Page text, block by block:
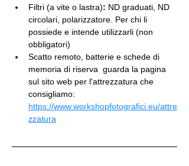
Filtri (a vite o lastra): ND graduati, ND
circolari, polarizzatore. Per chi li
possiede e intende utilizzarli (non
obbligatori)
Scatto remoto, batterie e schede di
memoria di riserva  guarda la pagina
sul sito web per l'attrezzatura che
consigliamo:
https://www.workshopfotografici.eu/attre
zzatura